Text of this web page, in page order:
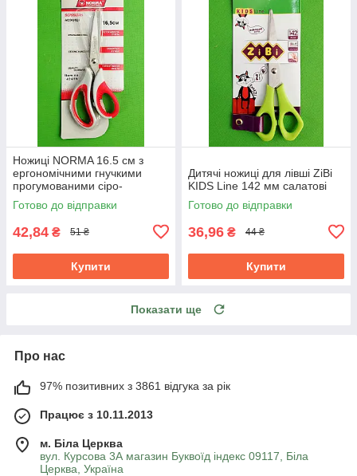
Ножиці NORMA 16.5 см з
ергономічними гнучкими
прогумованими сіро-
червоними ручками 1.8 мм
Готово до відправки
42,84 ₴ 51 ₴
Купити
Дитячі ножиці для лівші ZiBi
KIDS Line 142 мм салатові
Готово до відправки
36,96 ₴ 44 ₴
Купити
Показати ще
Про нас
97% позитивних з 3861 відгука за рік
Працює з 10.11.2013
м. Біла Церква
вул. Курсова 3А магазин Буквоїд індекс 09117, Біла
Церква, Україна